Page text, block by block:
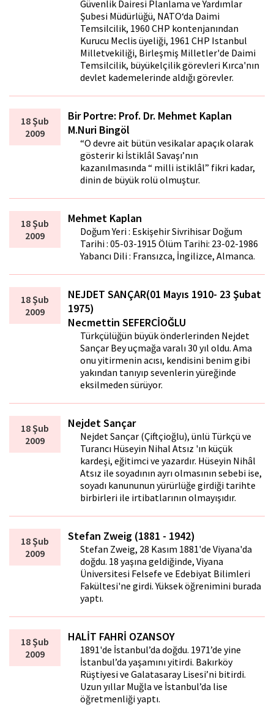
Güvenlik Dairesi Planlama ve Yardımlar
Şubesi Müdürlüğü, NATO‘da Daimi
Temsilcilik, 1960 CHP kontenjanından
Kurucu Meclis üyeliği, 1961 CHP Istanbul
Milletvekiliği, Birleşmiş Milletler'de Daimi
Temsilcilik, büyükelçilik görevleri Kırca'nın
devlet kademelerinde aldığı görevler.
18 Şub
2009
Bir Portre: Prof. Dr. Mehmet Kaplan
M.Nuri Bingöl
“O devre ait bütün vesikalar apaçık olarak
gösterir ki İstiklâl Savaşı’nın
kazanılmasında “ milli istiklâl” fikri kadar,
dinin de büyük rolü olmuştur.
18 Şub
2009
Mehmet Kaplan
Doğum Yeri : Eskişehir Sivrihisar Doğum
Tarihi : 05-03-1915 Ölüm Tarihi: 23-02-1986
Yabancı Dili : Fransızca, İngilizce, Almanca.
18 Şub
2009
NEJDET SANÇAR(01 Mayıs 1910- 23 Şubat
1975)
Necmettin SEFERCİOĞLU
Türkçülüğün büyük önderlerinden Nejdet
Sançar Bey uçmağa varalı 30 yıl oldu. Ama
onu yitirmenin acısı, kendisini benim gibi
yakından tanıyıp sevenlerin yüreğinde
eksilmeden sürüyor.
18 Şub
2009
Nejdet Sançar
Nejdet Sançar (Çiftçioğlu), ünlü Türkçü ve
Turancı Hüseyin Nihal Atsız 'ın küçük
kardeşi, eğitimci ve yazardır. Hüseyin Nihâl
Atsız ile soyadının ayrı olmasının sebebi ise,
soyadı kanununun yürürlüğe girdiği tarihte
birbirleri ile irtibatlarının olmayışıdır.
18 Şub
2009
Stefan Zweig (1881 - 1942)
Stefan Zweig, 28 Kasım 1881'de Viyana'da
doğdu. 18 yaşına geldiğinde, Viyana
Üniversitesi Felsefe ve Edebiyat Bilimleri
Fakültesi'ne girdi. Yüksek öğrenimini burada
yaptı.
18 Şub
2009
HALİT FAHRİ OZANSOY
1891'de İstanbul’da doğdu. 1971’de yine
İstanbul’da yaşamını yitirdi. Bakırköy
Rüştiyesi ve Galatasaray Lisesi’ni bitirdi.
Uzun yıllar Muğla ve İstanbul’da lise
öğretmenliği yaptı.